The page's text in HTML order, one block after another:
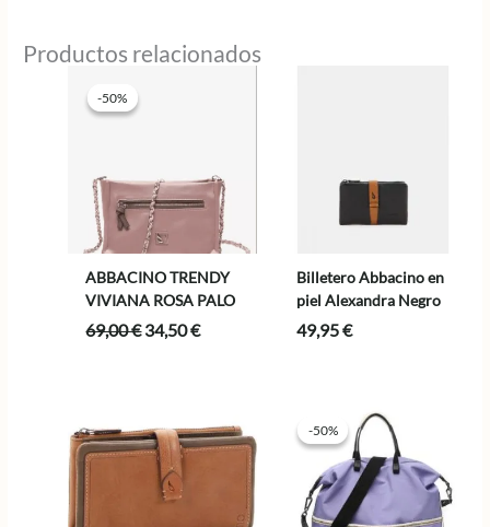
Productos relacionados
-50%
-50%
ABBACINO TRENDY
VIVIANA ROSA PALO
69,00€El
34,50€El
Billetero Abbacino en
piel Alexandra Negro
49,95€
-50%
-50%